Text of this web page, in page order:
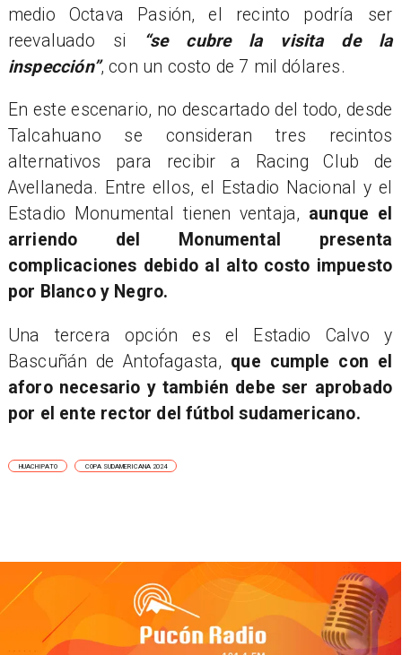
medio Octava Pasión, el recinto podría ser
reevaluado si
“se cubre la visita de la
inspección”, con un costo de 7 mil dólares.
En este escenario, no descartado del todo, desde
Talcahuano se consideran tres recintos
alternativos para recibir a Racing Club de
Avellaneda. Entre ellos, el Estadio Nacional y el
Estadio Monumental tienen ventaja, aunque el
arriendo del Monumental presenta
complicaciones debido al alto costo impuesto
por Blanco y Negro.
Una tercera opción es el Estadio Calvo y
Bascuñán de Antofagasta, que cumple con el
aforo necesario y también debe ser aprobado
por el ente rector del fútbol sudamericano.
HUACHIPATO COPA SUDAMERICANA 2024